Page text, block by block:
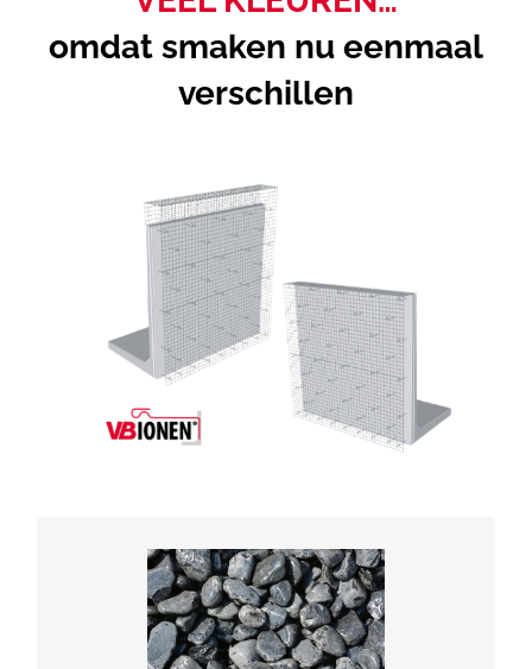
omdat smaken nu eenmaal
verschillen
VB Argent Grey
Geselecteerde natuurlijke gesteenten, verkrijgbaar